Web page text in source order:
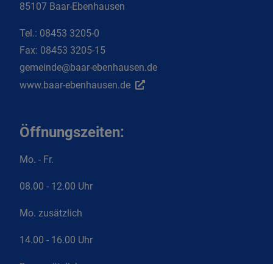
85107 Baar-Ebenhausen
Tel.: 08453 3205-0
Fax: 08453 3205-15
gemeinde@baar-ebenhausen.de
www.baar-ebenhausen.de
Öffnungszeiten:
Mo. - Fr.
08.00 - 12.00 Uhr
Mo. zusätzlich
14.00 - 16.00 Uhr